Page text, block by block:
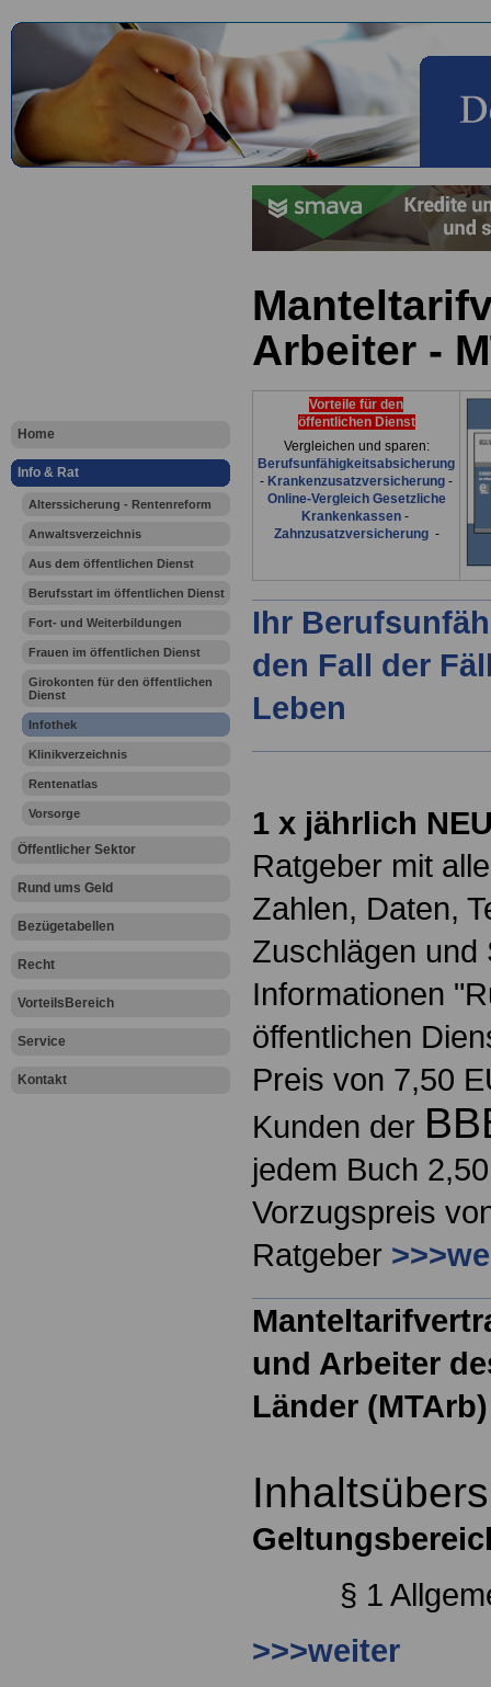
Home
Info & Rat
Alterssicherung - Rentenreform
Anwaltsverzeichnis
Aus dem öffentlichen Dienst
Berufsstart im öffentlichen Dienst
Fort- und Weiterbildungen
Frauen im öffentlichen Dienst
Girokonten für den öffentlichen
Dienst
Infothek
Klinikverzeichnis
Rentenatlas
Vorsorge
Öffentlicher Sektor
Rund ums Geld
Bezügetabellen
Recht
VorteilsBereich
Service
Kontakt
Arbeiter -
Vorteile für den
öffentlichen Dienst
Vergleichen und sparen:
Berufsunfähigkeitsabsicherung
- Krankenzusatzversicherung -
Online-Vergleich Gesetzliche
Krankenkassen-
Zahnzusatzversicherung-
Ihr
den Fall der
Leben
1 x jährlich
Ratgeber mit
Zahlen, Daten,
Zuschlägen und
Informationen
öffentlichen
Preis von 7,50
Kunden der
jedem Buch
Vorzugspreis
Ratgeber
und Arbeiter
Länder
§ 1
>>>weiter